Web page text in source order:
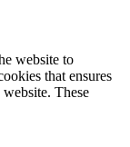
website to
that ensures
These